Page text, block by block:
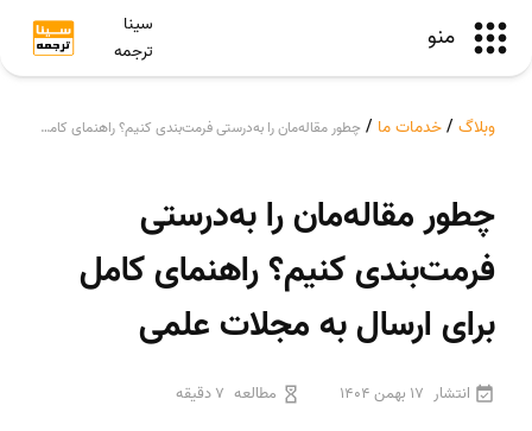
منو
سینا
ترجمه
وبلاگ /خدمات ما / چطور مقاله‌مان را به‌درستی فرمت‌بندی کنیم؟ راهنمای کامل برای ارسال به مجلات علمی
چطور مقاله‌مان را به‌درستی
فرمت‌بندی کنیم؟ راهنمای کامل
برای ارسال به مجلات علمی
انتشار 17 بهمن 1404 مطالعه 7 دقیقه